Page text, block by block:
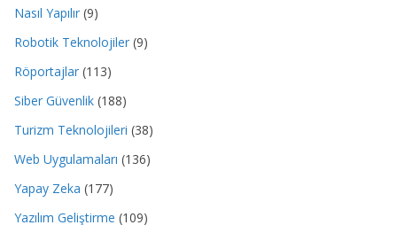
Nasıl Yapılır (9)
Robotik Teknolojiler (9)
Röportajlar (113)
Siber Güvenlik (188)
Turizm Teknolojileri (38)
Web Uygulamaları (136)
Yapay Zeka (177)
Yazılım Geliştirme (109)